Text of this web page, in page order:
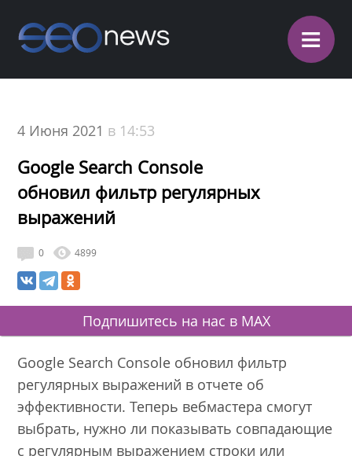
≡
4 Июня 2021 в 14:53
Google Search Console
обновил фильтр регулярных
выражений
0 4899
Подпишитесь на нас в MAX
Google Search Console обновил фильтр
регулярных выражений в отчете об
эффективности. Теперь вебмастера смогут
выбрать, нужно ли показывать совпадающие
с регулярным выражением строки или